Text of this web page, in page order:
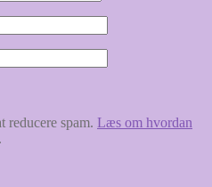
reducere spam. Læs om hvordan
.